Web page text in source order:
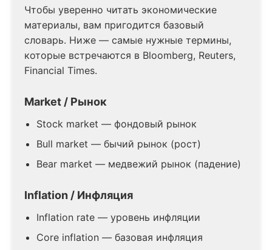
Чтобы уверенно читать экономические
материалы, вам пригодится базовый
словарь. Ниже — самые нужные термины,
которые встречаются в Bloomberg, Reuters,
Financial Times.
Market / Рынок
Stock market — фондовый рынок
Bull market — бычий рынок (рост)
Bear market — медвежий рынок (падение)
Inflation / Инфляция
Inflation rate — уровень инфляции
Core inflation — базовая инфляция